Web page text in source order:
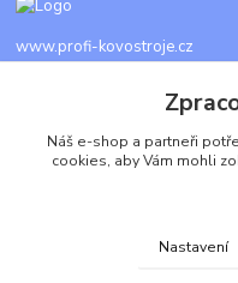
www.profi-kovostroje.cz
+420 605 017 866
Každý den 8 - 20 hod - SMS
Náš e-shop a partneři
cookies, aby Vám mohli
Nastavení